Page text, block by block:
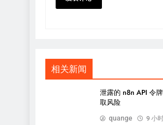
相关新闻
泄露的 n8n API 令
取风险
quange 9 小